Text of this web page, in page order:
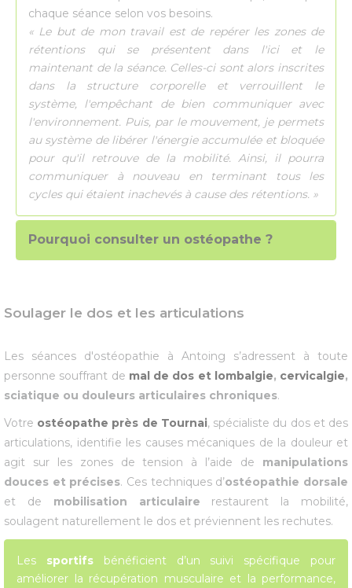
chaque séance selon vos besoins.
« Le but de mon travail est de repérer les zones de
rétentions qui se présentent dans l'ici et le
maintenant de la séance. Celles-ci sont alors inscrites
dans la structure corporelle et verrouillent le
système, l'empêchant de bien communiquer avec
l'environnement. Puis, par le mouvement, je permets
au système de libérer l'énergie accumulée et bloquée
pour qu'il retrouve de la mobilité. Ainsi, il pourra
communiquer à nouveau en terminant tous les
cycles qui étaient inachevés à cause des rétentions. »
Pourquoi consulter un ostéopathe ?
Soulager le dos et les articulations
Les séances d'ostéopathie à Antoing s’adressent à toute
personne souffrant de mal de dos et lombalgie, cervicalgie,
sciatique ou douleurs articulaires chroniques.
Votre ostéopathe près de Tournai, spécialiste du dos et des
articulations, identifie les causes mécaniques de la douleur et
agit sur les zones de tension à l’aide de manipulations
douces et précises. Ces techniques d’ostéopathie dorsale
et de mobilisation articulaire restaurent la mobilité,
soulagent naturellement le dos et préviennent les rechutes.
Les sportifsbénéficient d’un suivi spécifique pour
améliorer la récupération musculaire et la performance,